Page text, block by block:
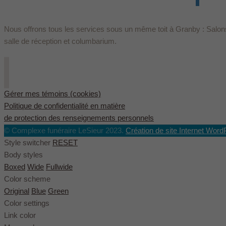
Nous offrons tous les services sous un même toit à Granby :
salle de réception et columbarium.
Gérer mes témoins (cookies)
Politique de confidentialité en matière
de protection des renseignements personnels
© Complexe funéraire LeSieur 2023. Création de site Internet
Style switcher RESET
Body styles
Boxed Wide Fullwide
Color scheme
Original Blue Green
Color settings
Link color